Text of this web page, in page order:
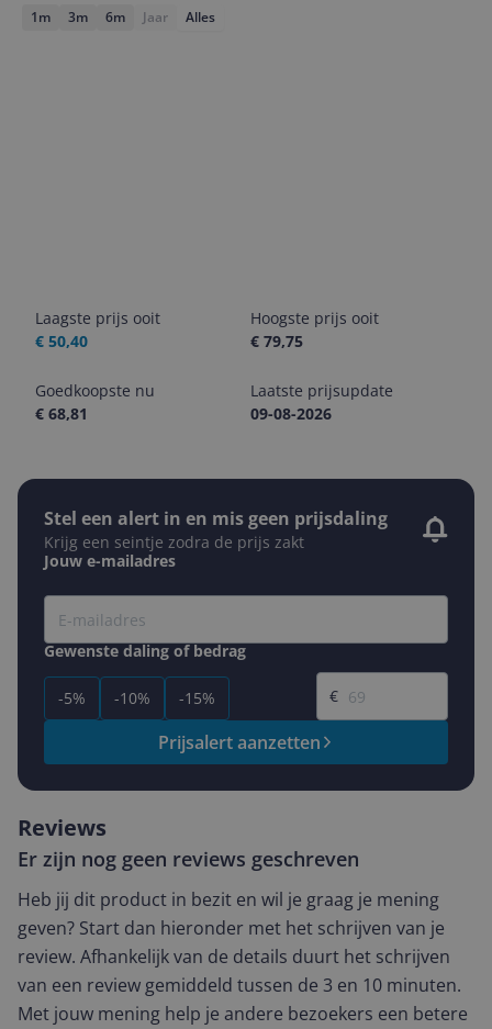
1m 3m 6m Jaar Alles
Laagste prijs ooit
€ 50,40
Hoogste prijs ooit
€ 79,75
Goedkoopste nu
€ 68,81
Laatste prijsupdate
09-08-2026
Stel een alert in en mis geen prijsdaling
Krijg een seintje zodra de prijs zakt
Jouw e-mailadres
Gewenste daling of bedrag
-5% -10% -15%
Gewenste prijs
€
Prijsalert aanzetten
Reviews
Er zijn nog geen reviews geschreven
Heb jij dit product in bezit en wil je graag je mening
geven? Start dan hieronder met het schrijven van je
review. Afhankelijk van de details duurt het schrijven
van een review gemiddeld tussen de 3 en 10 minuten.
Met jouw mening help je andere bezoekers een betere